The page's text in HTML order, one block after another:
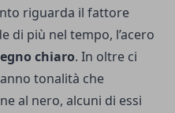
riguarda il fattore
di più nel tempo, l’acero
chiaro. In oltre ci
tonalità che
al nero, alcuni di essi